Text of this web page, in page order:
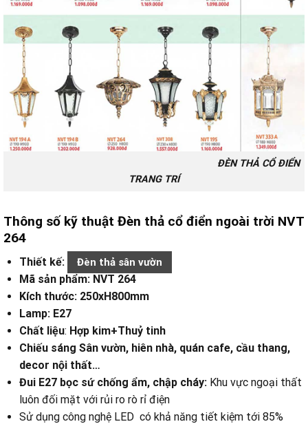
ĐÈN THẢ CỔ ĐIỂN
TRANG TRÍ
Thông số kỹ thuật Đèn thả cổ điển ngoài trời NVT
264
Thiết kế: Đèn thả sân vườn
Mã sản phẩm: NVT 264
Kích thước: 250xH800mm
Lamp: E27
Chất liệu: Hợp kim+Thuỷ tinh
Chiếu sáng Sân vườn, hiên nhà, quán cafe, cầu thang,
decor nội thất…
Đui E27 bọc sứ chống ẩm, chập cháy: Khu vực ngoại thất
luôn đối mặt với rủi ro rò rỉ điện
Sử dụng công nghệ LED có khả năng tiết kiệm tới 85%